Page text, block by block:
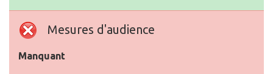
Mesures d'audience
Manquant